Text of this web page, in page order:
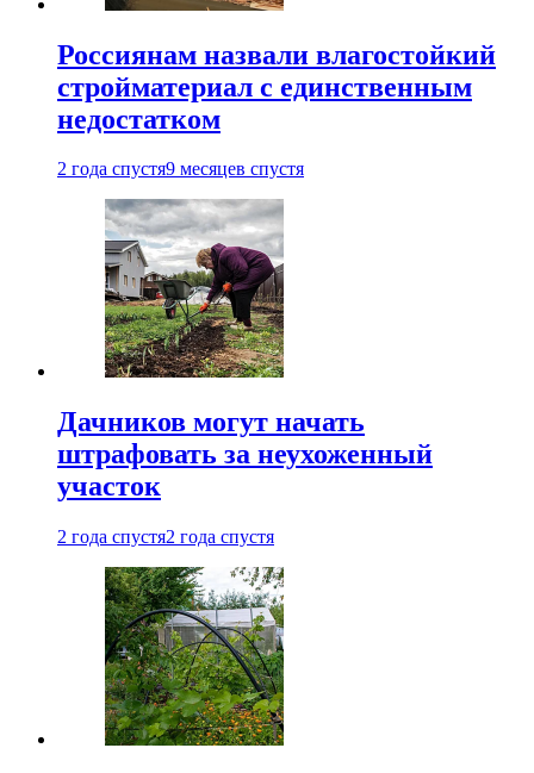
Россиянам назвали влагостойкий
стройматериал с единственным
недостатком
2 года спустя9 месяцев спустя
Дачников могут начать
штрафовать за неухоженный
участок
2 года спустя2 года спустя